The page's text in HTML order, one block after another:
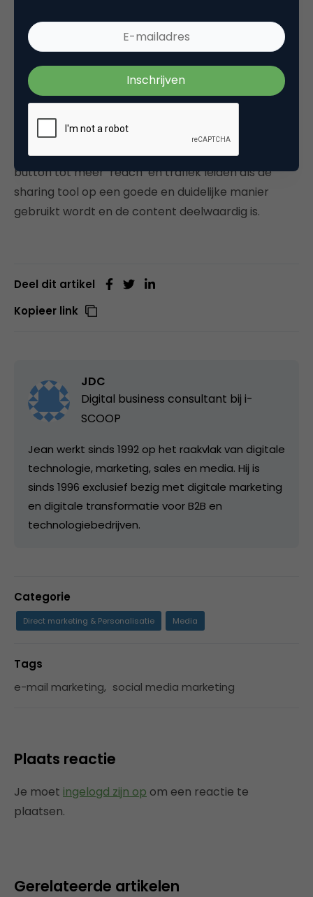
het natuurlijk testen. Hoe dan ook: of je nu een
online uitgever, e-commerce bedrijf of B2B speler
bent: kies de social media sharing tools in functie
van je doelgroepen, het gedrag en de noden van je
uiteraard van je doelstellingen. Zo zal, in het geval
van de uitgever, het opnemen van een Twitter
button tot meer ‘reach’ en trafiek leiden als de
sharing tool op een goede en duidelijke manier
gebruikt wordt en de content deelwaardig is.
Deel dit artikel
Kopieer link
JDC
Digital business consultant bij i-
SCOOP
Jean werkt sinds 1992 op het raakvlak van digitale
technologie, marketing, sales en media. Hij is
sinds 1996 exclusief bezig met digitale marketing
en digitale transformatie voor B2B en
technologiebedrijven.
Categorie
Direct marketing & Personalisatie Media
Tags
e-mail marketing, social media marketing
Plaats reactie
Je moet ingelogd zijn op om een reactie te
plaatsen.
Gerelateerde artikelen